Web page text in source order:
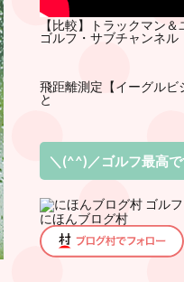
【比較】トラックマン
ゴルフ・サブチャンネル
飛距離測定 【イーグル
と
＼(^^)／ゴルフ最高で
にほんブログ村